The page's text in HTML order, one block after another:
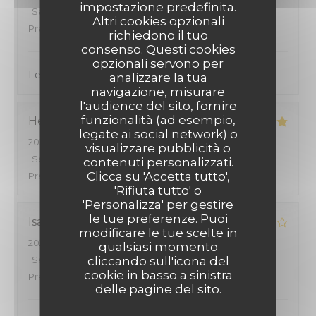
impostazione predefinita.
Altri cookies opzionali
richiedono il tuo
consenso. Questi cookies
opzionali servono per
analizzare la tua
navigazione, misurare
l'audience del sito, fornire
funzionalità (ad esempio,
legate ai social network) o
visualizzare pubblicità o
contenuti personalizzati.
Clicca su 'Accetta tutto',
'Rifiuta tutto' o
'Personalizza' per gestire
le tue preferenze. Puoi
modificare le tue scelte in
qualsiasi momento
cliccando sull'icona del
cookie in basso a sinistra
delle pagine del sito.
Servizio
4/5 Atmosfera:4/5 Cucina: 4 /5 Qualità /
Prezzo
Le cadre est agréable et les menus sont bien
Henri
2026-08-01 - 19:30 - Ospiti 2
Servizio
/5 Atmosfera: 4/5 Cucina: 5/5 Qualità /
Prezzo
Isabelle
2026-08-01
- 19:00 - Ospiti 2
Servizio
/5 Atmosfera: 4/5 Cucina:4/5 Qualità /
Prezzo